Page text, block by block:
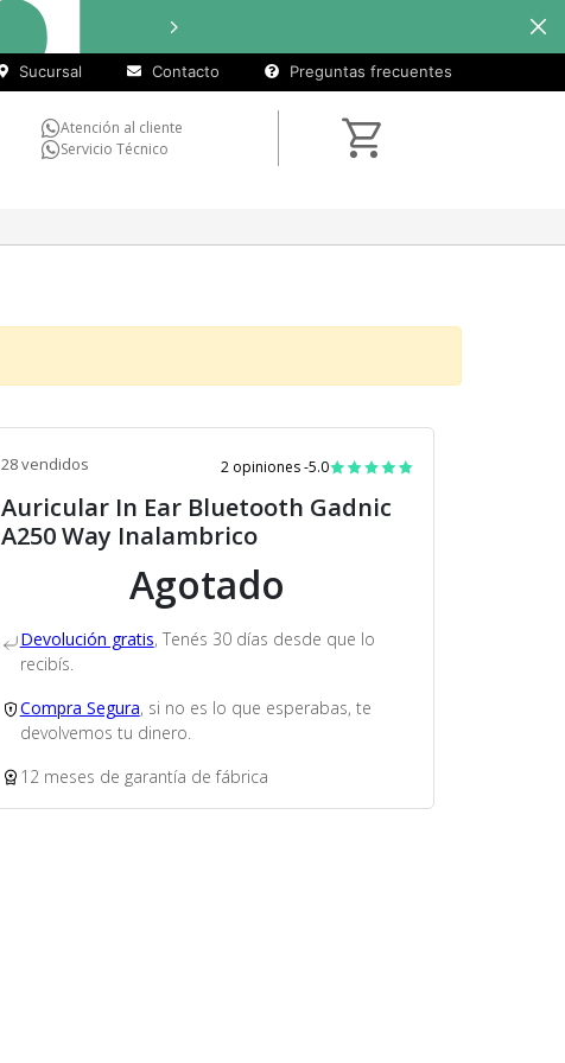
sin
interés)
9 cuotas sin
Sucursal Contacto Preguntas frecuentes
Atención al cliente
Servicio Técnico
28 vendidos 2 opiniones -5.0
Auricular In Ear Bluetooth Gadnic
A250 Way Inalambrico
Agotado
Devolución gratis, Tenés 30 días desde que lo
recibís.
Compra Segura, si no es lo que esperabas, te
devolvemos tu dinero.
12 meses de garantía de fábrica